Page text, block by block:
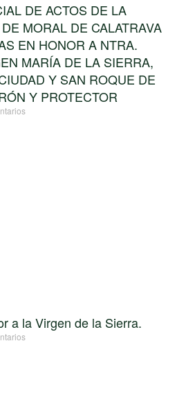
DE ACTOS DE LA
MORAL DE CALATRAVA
EN HONOR A NTRA.
MARÍA DE LA SIERRA,
Y SAN ROQUE DE
Y PROTECTOR
a la Virgen de la Sierra.